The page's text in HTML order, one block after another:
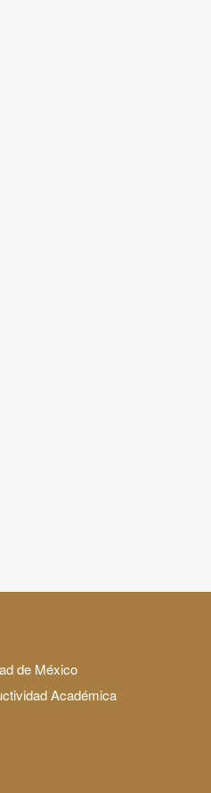
de México
Académica